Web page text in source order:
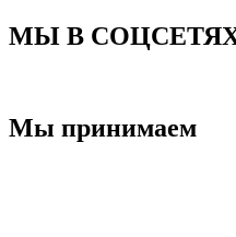
МЫ В
Мы принимаем